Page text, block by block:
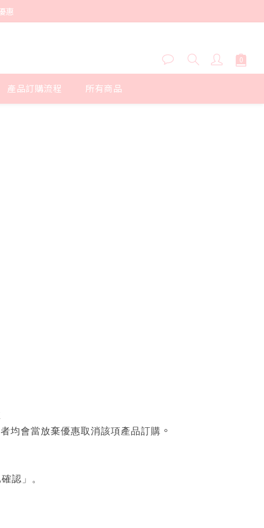
惠
產品訂購流程 所有商品
均會當放棄優惠取消該項產品訂購 。
確認」。